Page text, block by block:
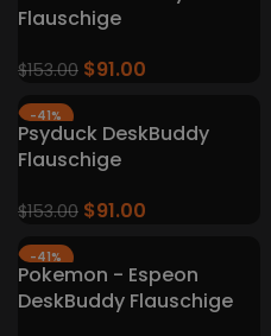
Flauschige
$153.00 $91.00
-41%
Psyduck DeskBuddy
Flauschige
$153.00 $91.00
-41%
Pokemon - Espeon
DeskBuddy Flauschige